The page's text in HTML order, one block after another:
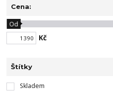
Cena:
Kč
Od
Štítky
Skladem